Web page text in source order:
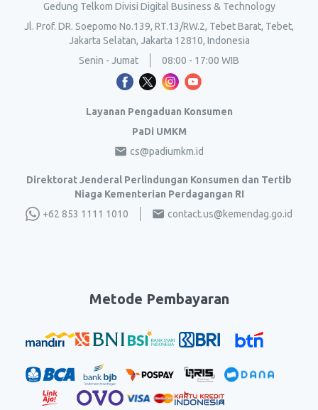
Gedung Telkom Divisi Digital Business & Technology
Jl. Prof. DR. Soepomo No.139, RT.13/RW.2, Tebet Barat, Tebet,
Jakarta Selatan, Jakarta 12810, Indonesia
Senin - Jumat
08:00 - 17:00 WIB
Layanan Pengaduan Konsumen
PaDi UMKM
cs@padiumkm.id
Direktorat Jenderal Perlindungan Konsumen dan Tertib
Niaga Kementerian Perdagangan RI
+62 853 1111 1010
contact.us@kemendag.go.id
Metode Pembayaran